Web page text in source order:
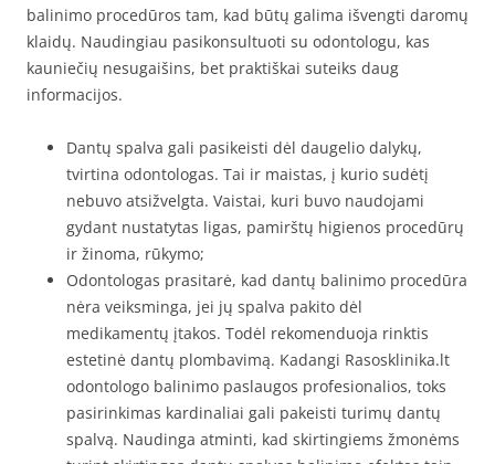
balinimo procedūros tam, kad būtų galima išvengti daromų
klaidų. Naudingiau pasikonsultuoti su odontologu, kas
kauniečių nesugaišins, bet praktiškai suteiks daug
informacijos.
Dantų spalva gali pasikeisti dėl daugelio dalykų,
tvirtina odontologas. Tai ir maistas, į kurio sudėtį
nebuvo atsižvelgta. Vaistai, kuri buvo naudojami
gydant nustatytas ligas, pamirštų higienos procedūrų
ir žinoma, rūkymo;
Odontologas prasitarė, kad dantų balinimo procedūra
nėra veiksminga, jei jų spalva pakito dėl
medikamentų įtakos. Todėl rekomenduoja rinktis
estetinė dantų plombavimą. Kadangi Rasosklinika.lt
odontologo balinimo paslaugos profesionalios, toks
pasirinkimas kardinaliai gali pakeisti turimų dantų
spalvą. Naudinga atminti, kad skirtingiems žmonėms